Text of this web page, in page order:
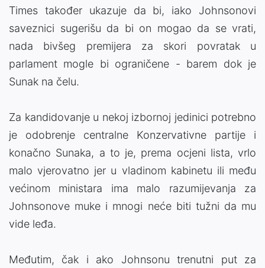
Times također ukazuje da bi, iako Johnsonovi
saveznici sugerišu da bi on mogao da se vrati,
nada bivšeg premijera za skori povratak u
parlament mogle bi ograničene - barem dok je
Sunak na čelu.
Za kandidovanje u nekoj izbornoj jedinici potrebno
je odobrenje centralne Konzervativne partije i
konačno Sunaka, a to je, prema ocjeni lista, vrlo
malo vjerovatno jer u vladinom kabinetu ili među
većinom ministara ima malo razumijevanja za
Johnsonove muke i mnogi neće biti tužni da mu
vide leđa.
Međutim, čak i ako Johnsonu trenutni put za